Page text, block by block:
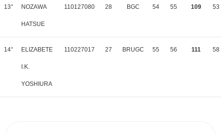
13° NOZAWA
HATSUE
110127080 28 BGC 54 55 109 53
14° ELIZABETE
I.K.
YOSHIURA
110227017 27 BRUGC 55 56 111 58